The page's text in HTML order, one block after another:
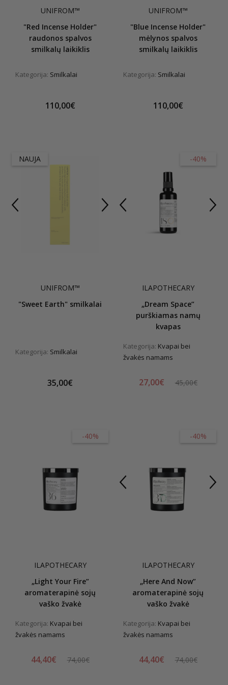
UNIFROM™
"Red Incense Holder"
raudonos spalvos
smilkalų laikiklis
Kategorija: Smilkalai
110,00€
UNIFROM™
"Blue Incense Holder"
mėlynos spalvos
smilkalų laikiklis
Kategorija: Smilkalai
110,00€
NAUJA
UNIFROM™
"Sweet Earth" smilkalai
Kategorija: Smilkalai
35,00€
-40%
ILAPOTHECARY
„Dream Space”
purškiamas namų
kvapas
Kategorija: Kvapai bei
žvakės namams
27,00€ 45,00€
-40%
ILAPOTHECARY
„Light Your Fire”
aromaterapinė sojų
vaško žvakė
Kategorija: Kvapai bei
žvakės namams
44,40€ 74,00€
-40%
ILAPOTHECARY
„Here And Now”
aromaterapinė sojų
vaško žvakė
Kategorija: Kvapai bei
žvakės namams
44,40€ 74,00€